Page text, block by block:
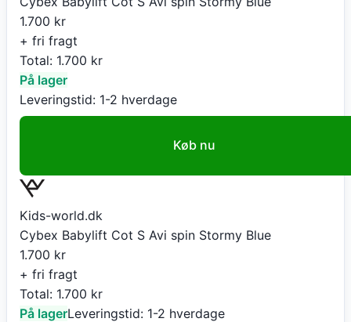
1.700 kr
+ fri fragt
Total: 1.700 kr
På lager
Leveringstid: 1-2 hverdage
Køb nu
Kids-world.dk
Cybex Babylift Cot S Avi spin Stormy Blue
1.700 kr
+ fri fragt
Total: 1.700 kr
På lagerLeveringstid: 1-2 hverdage